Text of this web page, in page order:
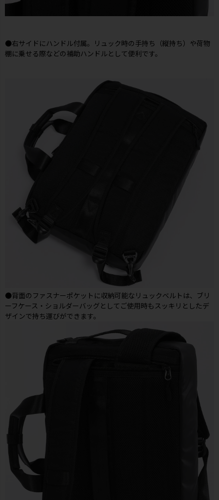
●右サイドにハンドル付属。リュック時の手持ち（縦持ち）や荷物
棚に乗せる際などの補助ハンドルとして便利です。
●背面のファスナーポケットに収納可能なリュックベルトは、ブリ
ーフケース・ショルダーバッグとしてご使用時もスッキリとしたデ
ザインで持ち運びができます。